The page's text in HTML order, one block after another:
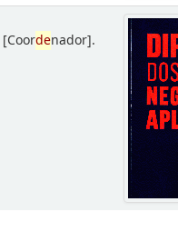
[Coordenador].